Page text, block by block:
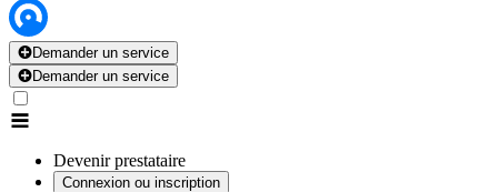
Demander un service
Demander un service
Devenir prestataire
Connexion ou inscription